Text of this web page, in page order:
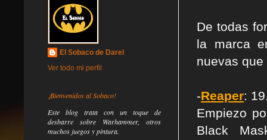
De todas
la marca
nuevas
-Reaper:
Empiezo
Black
El Sobaco de Darel
Ver todo mi perfil
¡Bienvenidos al Sobaco!
Este blog trata con un toque de
desbarre sobre Warhammer, otros
muchos juegos y pintura.